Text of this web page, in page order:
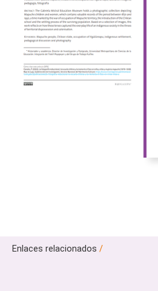
Enlaces relacionados /